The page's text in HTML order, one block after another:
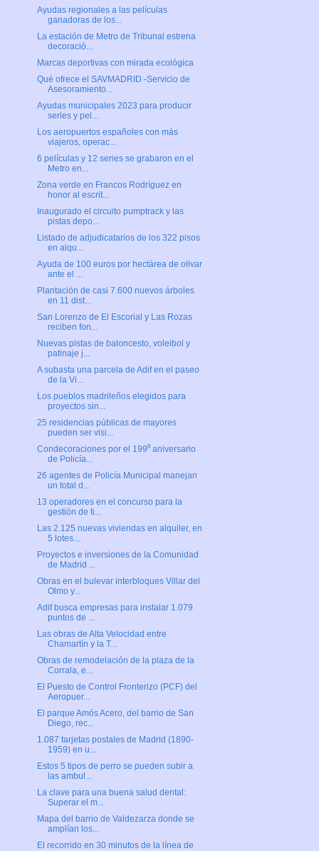
Ayudas regionales a las películas
ganadoras de los...
La estación de Metro de Tribunal estrena
decoració...
Marcas deportivas con mirada ecológica
Qué ofrece el SAVMADRID -Servicio de
Asesoramiento...
Ayudas municipales 2023 para producir
series y pel...
Los aeropuertos españoles con más
viajeros, operac...
6 películas y 12 series se grabaron en el
Metro en...
Zona verde en Francos Rodríguez en
honor al escrit...
Inaugurado el circuito pumptrack y las
pistas depo...
Listado de adjudicatarios de los 322 pisos
en alqu...
Ayuda de 100 euros por hectárea de olivar
ante el ...
Plantación de casi 7.600 nuevos árboles
en 11 dist...
San Lorenzo de El Escorial y Las Rozas
reciben fon...
Nuevas pistas de baloncesto, voleibol y
patinaje j...
A subasta una parcela de Adif en el paseo
de la Vi...
Los pueblos madrileños elegidos para
proyectos sin...
25 residencias públicas de mayores
pueden ser visi...
Condecoraciones por el 199⁰ aniversario
de Policía...
26 agentes de Policía Municipal manejan
un total d...
13 operadores en el concurso para la
gestión de ti...
Las 2.125 nuevas viviendas en alquiler, en
5 lotes...
Proyectos e inversiones de la Comunidad
de Madrid ...
Obras en el bulevar interbloques Villar del
Olmo y...
Adif busca empresas para instalar 1.079
puntos de ...
Las obras de Alta Velocidad entre
Chamartín y la T...
Obras de remodelación de la plaza de la
Corrala, e...
El Puesto de Control Fronterizo (PCF) del
Aeropuer...
El parque Amós Acero, del barrio de San
Diego, rec...
1.087 tarjetas postales de Madrid (1890-
1959) en u...
Estos 5 tipos de perro se pueden subir a
las ambul...
La clave para una buena salud dental:
Superar el m...
Mapa del barrio de Valdezarza donde se
amplían los...
El recorrido en 30 minutos de la línea de